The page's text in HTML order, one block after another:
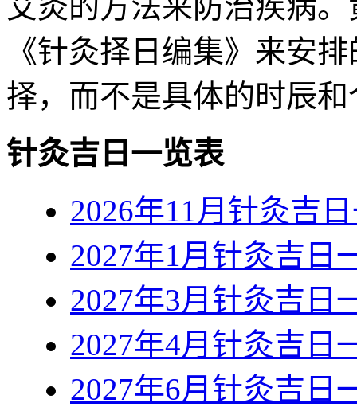
《针灸择日编集》来安
择，而不是具体的时辰
针灸吉日一览表
2026年11月针灸吉
2027年1月针灸吉日
2027年3月针灸吉日
2027年4月针灸吉日
2027年6月针灸吉日